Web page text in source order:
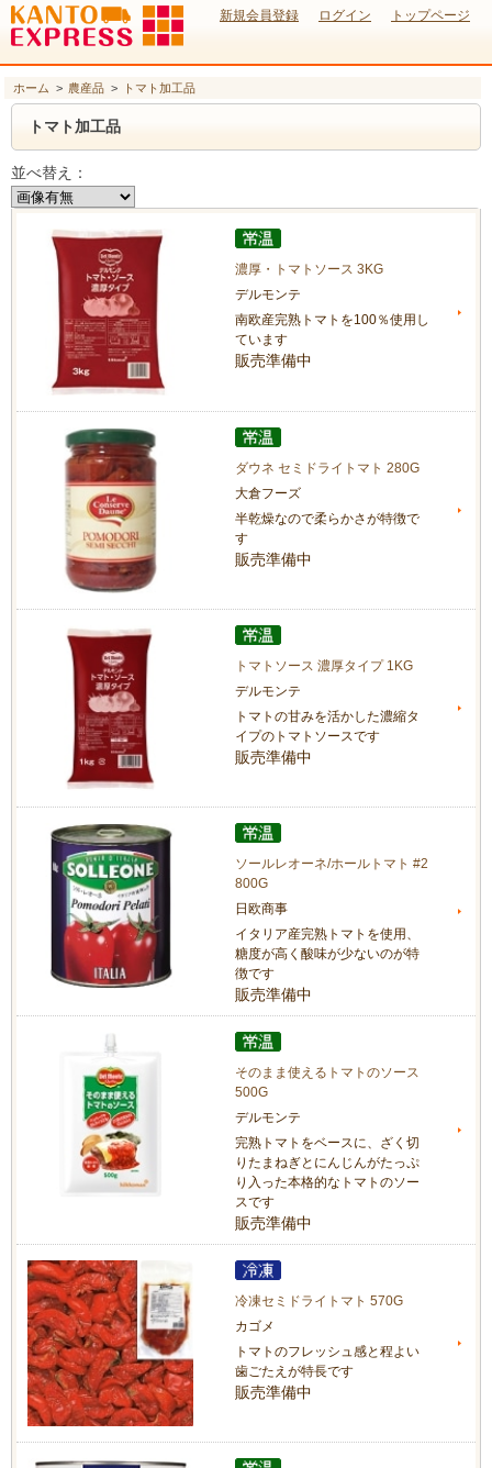
新規会員登録 ログイン トップページ
ホーム > 農産品 > トマト加工品
トマト加工品
並べ替え：
濃厚・トマトソース 3KG
デルモンテ
南欧産完熟トマトを100％使用し
ています
販売準備中
ダウネ セミドライトマト 280G
大倉フーズ
半乾燥なので柔らかさが特徴で
す
販売準備中
トマトソース 濃厚タイプ 1KG
デルモンテ
トマトの甘みを活かした濃縮タ
イプのトマトソースです
販売準備中
ソールレオーネ/ホールトマト #2
800G
日欧商事
イタリア産完熟トマトを使用、
糖度が高く酸味が少ないのが特
徴です
販売準備中
そのまま使えるトマトのソース
500G
デルモンテ
完熟トマトをベースに、ざく切
りたまねぎとにんじんがたっぷ
り入った本格的なトマトのソー
スです
販売準備中
冷凍セミドライトマト 570G
カゴメ
トマトのフレッシュ感と程よい
歯ごたえが特長です
販売準備中